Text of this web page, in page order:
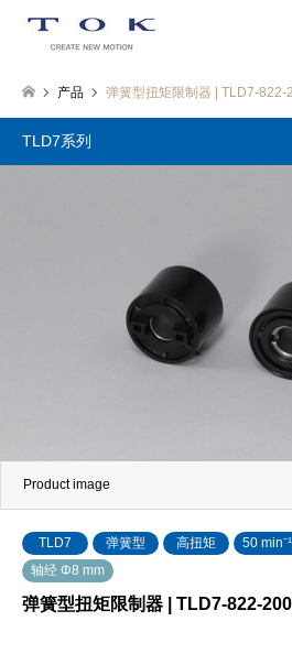
产品 弹簧型扭矩限制器 | TLD7-822-
TLD7系列
Product image
TLD7 弹簧型 高扭矩 50
轴经 Φ8 mm
弹簧型扭矩限制器 | TLD7-822-